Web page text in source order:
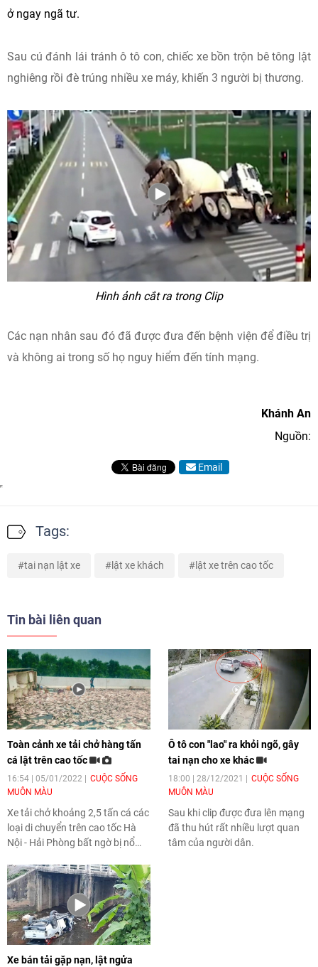
ở ngay ngã tư.
Sau cú đánh lái tránh ô tô con, chiếc xe bồn trộn bê tông lật
nghiêng rồi đè trúng nhiều xe máy, khiến 3 người bị thương.
Hình ảnh cắt ra trong Clip
Các nạn nhân sau đó đã được đưa đến bệnh viện để điều trị
và không ai trong số họ nguy hiểm đến tính mạng.
Khánh An
Nguồn:
Email
Tags:
tai nạn lật xe lật xe khách lật xe trên cao tốc
Tin bài liên quan
Toàn cảnh xe tải chở hàng tấn
cá lật trên cao tốc
16:54 | 05/01/2022
CUỘC SỐNG
MUÔN MÀU
Xe tải chở khoảng 2,5 tấn cá các
loại di chuyển trên cao tốc Hà
Nội - Hải Phòng bất ngờ bị nổ
đường số 1, 2, khiến các phương
tiện giao thông di chuyển khó
khăn.
Ô tô con "lao" ra khỏi ngõ, gây
tai nạn cho xe khác
18:00 | 28/12/2021
CUỘC SỐNG
MUÔN MÀU
Sau khi clip được đưa lên mạng
đã thu hút rất nhiều lượt quan
tâm của người dân.
Xe bán tải gặp nạn, lật ngửa